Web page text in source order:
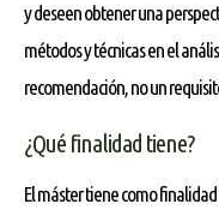
y deseen obtener una
métodos y técnicas en el
recomendación, no un
¿Qué finalidad tiene?
El máster tiene como